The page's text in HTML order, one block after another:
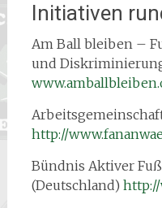
Initiativen
Am Ball bleiben –
und
http://
Bündnis Aktiver
(Deutschland)